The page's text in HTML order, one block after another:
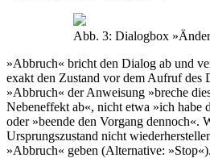
Abb. 3: Dialogbox
»Abbruch« bricht den Dialog ab und
exakt den Zustand vor dem Aufruf des
»Abbruch« der Anweisung »breche
Nebeneffekt ab«, nicht etwa »ich habe
oder »beende den Vorgang dennoch«.
Ursprungszustand nicht
»Abbruch« geben (Alternative: »Stop«).